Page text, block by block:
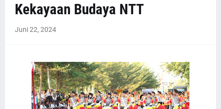
Kekayaan Budaya NTT
Juni 22, 2024